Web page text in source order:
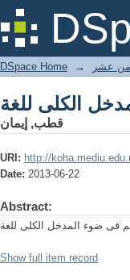
الكلى للغة
DSpace Home → عشر
الكلى للغة
قطب, إيمان
URI: http://
Date: 2013-06-22
Abstract:
فى ضوء المدخل الكلى للغة
Show full item record